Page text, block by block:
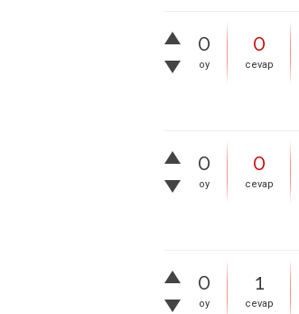
0
oy
0
cevap
0
oy
0
cevap
0
oy
1
cevap